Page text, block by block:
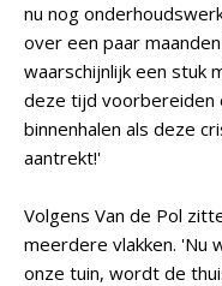
nu nog
over een paar
waarschijnlijk een stuk
deze tijd voorbereiden
binnenhalen als deze
aantrekt!'
Volgens Van de Pol
meerdere vlakken. 'Nu
onze tuin, wordt de